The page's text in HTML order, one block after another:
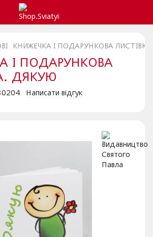
КНИЖЕЧКА І ПОДАРУНКОВА
І ПОДАРУНКОВА
ДЯКУЮ
Написати відгук